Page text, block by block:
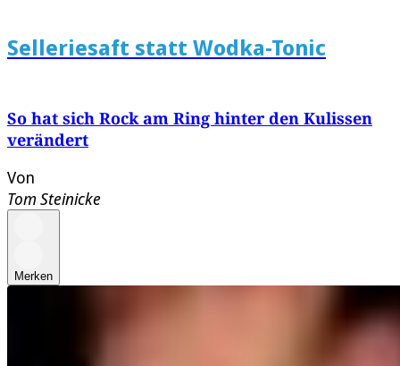
Selleriesaft statt Wodka-Tonic
So hat sich Rock am Ring hinter den Kulissen
verändert
Von
Tom Steinicke
Merken